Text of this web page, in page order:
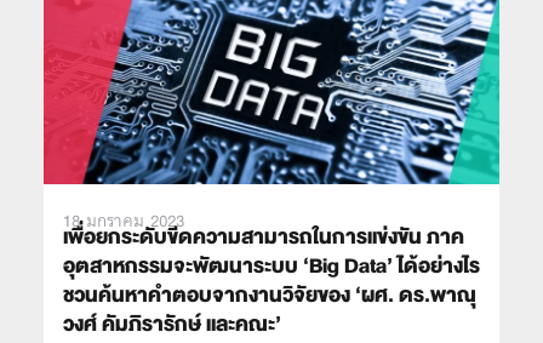
18 มกราคม 2023
เพื่อยกระดับขีดความสามารถในการแข่งขัน ภาค
อุตสาหกรรมจะพัฒนาระบบ ‘Big Data’ ได้อย่างไร
ชวนค้นหาคำตอบจากงานวิจัยของ ‘ผศ. ดร.พาณุ
วงศ์ คัมภิรารักษ์ และคณะ’